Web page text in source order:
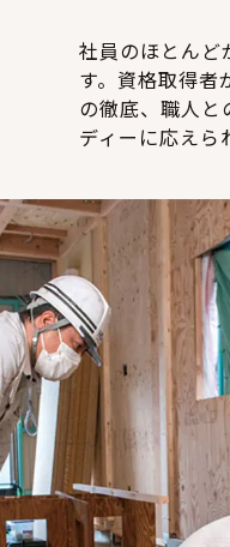
社員のほとんど
す。資格取得者
の徹底、職人
ディーに応えら